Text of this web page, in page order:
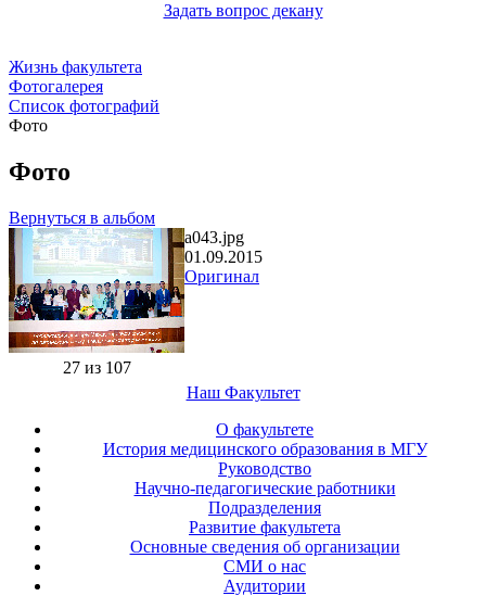
Задать вопрос декану
Жизнь факультета
Фотогалерея
Список фотографий
Фото
Фото
Вернуться в альбом
27 из 107
a043.jpg
01.09.2015
Оригинал
Наш Факультет
О факультете
История медицинского образования в МГУ
Руководство
Научно-педагогические работники
Подразделения
Развитие факультета
Основные сведения об организации
СМИ о нас
Аудитории